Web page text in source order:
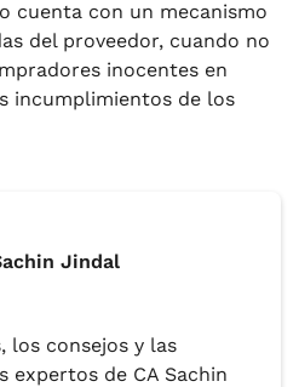
cuenta con un mecanismo
del proveedor, cuando no
inocentes en
incumplimientos de los
Jindal
los consejos y las
expertos de CA Sachin